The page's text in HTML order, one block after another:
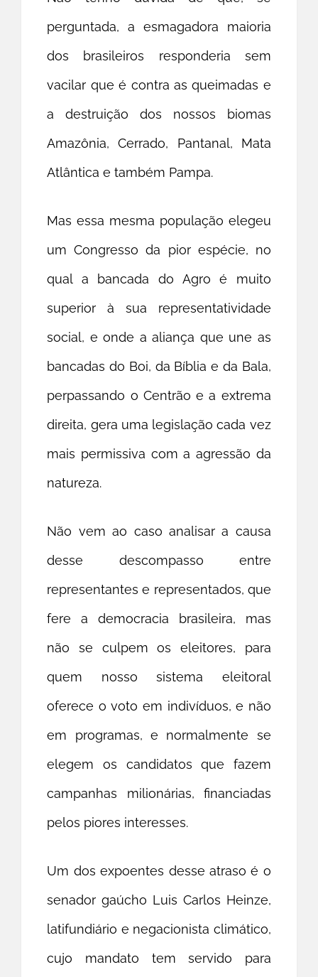
perguntada, a esmagadora maioria
dos brasileiros responderia sem
vacilar que é contra as queimadas e
a destruição dos nossos biomas
Amazônia, Cerrado, Pantanal, Mata
Atlântica e também Pampa.
Mas essa mesma população elegeu
um Congresso da pior espécie, no
qual a bancada do Agro é muito
superior à sua representatividade
social, e onde a aliança que une as
bancadas do Boi, da Bíblia e da Bala,
perpassando o Centrão e a extrema
direita, gera uma legislação cada vez
mais permissiva com a agressão da
natureza.
Não vem ao caso analisar a causa
desse descompasso entre
representantes e representados, que
fere a democracia brasileira, mas
não se culpem os eleitores, para
quem nosso sistema eleitoral
oferece o voto em indivíduos, e não
em programas, e normalmente se
elegem os candidatos que fazem
campanhas milionárias, financiadas
pelos piores interesses.
Um dos expoentes desse atraso é o
senador gaúcho Luis Carlos Heinze,
latifundiário e negacionista climático,
cujo mandato tem servido para